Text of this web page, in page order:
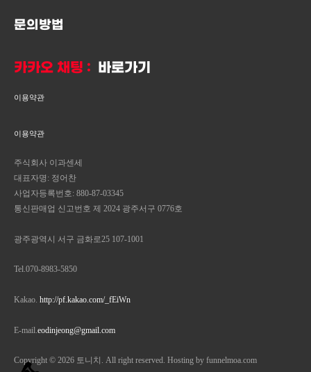
법률」, 「약관의 규제에 관한 법률」, 「전자문서 및 전자
판매 등에 관한 법률」, 「소비자기본법」 등 관련 법을 위
“몰”이 약관을 개정할 경우에는 적용일자 및 개정사유를
일 이전부터 적용일자 전일까지 공지합니다. 다만, 이용자
일 이상의 사전 유예기간을 두고 공지합니다. 이 경우
"몰“은 개정 전 내용과 개정 후 내용을 명확하게 비교하여
이용자가 알기 쉽도록 표시합니다. ⑤ “몰”이 약관을 개정
할 경우에는 그 개정약관은 그 적용일자 이후에 체결되는
는 개정 전의 약관조항이 그대로 적용됩니다. 다만 이미 계
하는 뜻을 제3항에 의한 개정약관의 공지기간 내에 “몰”에
적용됩니다. ⑥ 이 약관에서 정하지 아니한 사항과 이 약관
한 법률, 약관의 규제 등에 관한 법률, 공정거래위원회가
또는 상관례에 따릅니다.제4조(서비스의 제공 및 변경)
상담
맞춤형 컨설팅 등 목적으로 개인정보를 처리합니다.
인정보를 처리합니다.
기록 보관
니다.개인정보의 처리 및 보유기간1 <○○ 학원>은(는) 법령
인정보를 수집 시에 동의 받은 개인정보 보유·이용기간 내
및 보유 기간은 다음과 같습니다.
제외하고는 회원 탈퇴 시 까지 보유 및 이용
상담시트 : 회원 탈퇴 시 까지 보유 및 이용
문의방법
카카오 채팅 : 바로가기
이용약관
이용약관
주식회사 이과센세
대표자명: 정어찬
사업자등록번호: 880-87-03345
통신판매업 신고번호 제 2024 광주서구 0776호
광주광역시 서구 금화로25 107-1001
Tel.070-8983-5850
Kakao. http://pf.kakao.com/_fEiWn
E-mail.eodinjeong@gmail.com
Copyright © 2026 토니치. All right reserved. Hosting by funnelmoa.com